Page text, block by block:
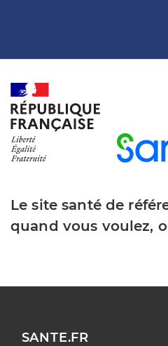
Le site santé de
quand vous voulez,
SANTE.FR